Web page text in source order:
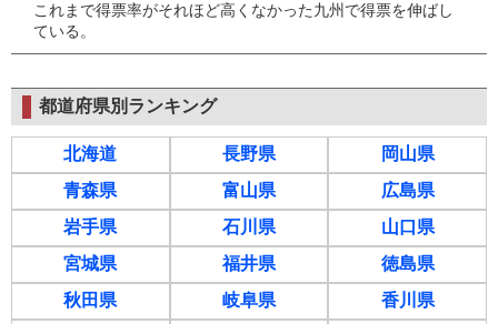
これまで得票率がそれほど高くなかった九州で得票を伸ばし
ている。
都道府県別ランキング
北海道
青森県
岩手県
宮城県
秋田県
長野県
富山県
石川県
福井県
岐阜県
岡山県
広島県
山口県
徳島県
香川県